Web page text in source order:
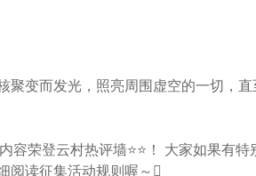
变而发光，照亮周围虚空的一切，直
荣登云村热评墙⭐⭐！ 大家如果有特
阅读征集活动规则喔～